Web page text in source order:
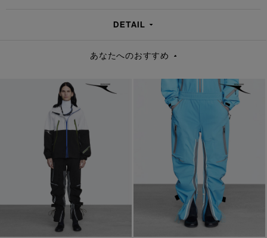
DETAIL
あなたへのおすすめ